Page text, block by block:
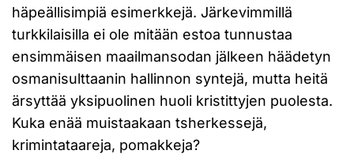
häpeällisimpiä esimerkkejä. Järkevimmillä
turkkilaisilla ei ole mitään estoa tunnustaa
ensimmäisen maailmansodan jälkeen häädetyn
osmanisulttaanin hallinnon syntejä, mutta heitä
ärsyttää yksipuolinen huoli kristittyjen puolesta.
Kuka enää muistaakaan tsherkessejä,
krimintataareja, pomakkeja?